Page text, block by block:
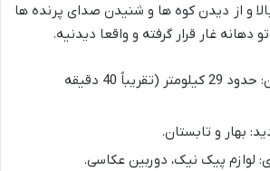
و از دیدن کوه ها و شنیدن صدای پرنده ها
دهانه غار قرار گرفته و واقعا دیدنیه.
فاصله تا اصفهان: حدود 29 کیلومتر (تقریباً 40 دقیقه
بهار و تابستان.
لوازم پیک نیک، دوربین عکاسی.